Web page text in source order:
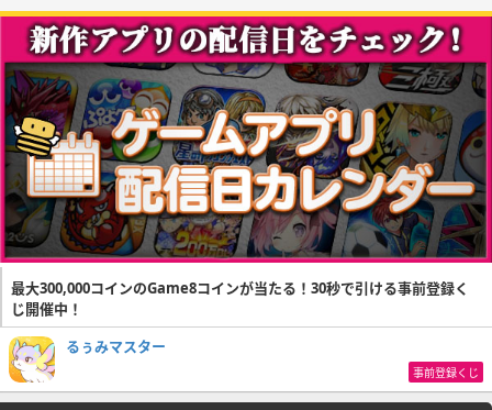
最大300,000コインのGame8コインが当たる！30秒で引ける事前登録く
じ開催中！
るぅみマスター
事前登録くじ